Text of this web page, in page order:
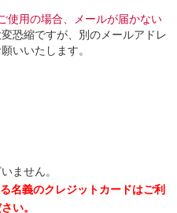
使用の場合、メールが届かない
恐縮ですが、別のメールアドレ
いいたします。
ません。
名義のクレジットカードはご利
い。